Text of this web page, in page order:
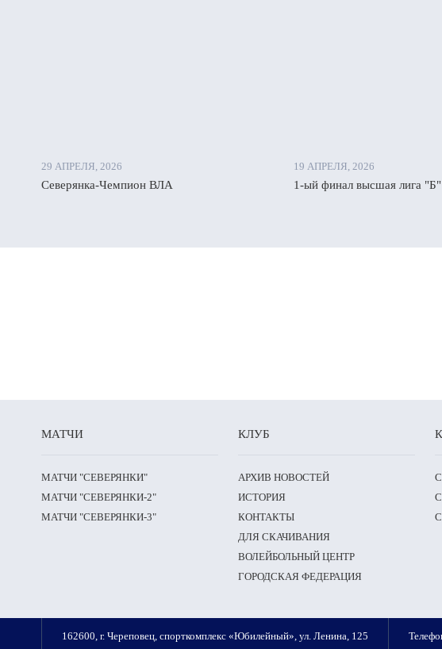
29 АПРЕЛЯ, 2026
Северянка-Чемпион ВЛА
19 АПРЕЛЯ, 2026
1-ый финал высшая лига "Б"
МАТЧИ
МАТЧИ "СЕВЕРЯНКИ"
МАТЧИ "СЕВЕРЯНКИ-2"
МАТЧИ "СЕВЕРЯНКИ-3"
КЛУБ
АРХИВ НОВОСТЕЙ
ИСТОРИЯ
КОНТАКТЫ
ДЛЯ СКАЧИВАНИЯ
ВОЛЕЙБОЛЬНЫЙ ЦЕНТР
ГОРОДСКАЯ ФЕДЕРАЦИЯ
162600, г. Череповец, спорткомплекс «Юбилейный», ул. Ленина, 125